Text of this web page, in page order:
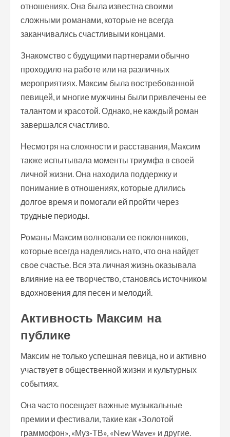
отношениях. Она была известна своими
сложными романами, которые не всегда
заканчивались счастливыми концами.
Знакомство с будущими партнерами обычно
проходило на работе или на различных
мероприятиях. Максим была востребованной
певицей, и многие мужчины были привлечены ее
талантом и красотой. Однако, не каждый роман
завершался счастливо.
Несмотря на сложности и расставания, Максим
также испытывала моменты триумфа в своей
личной жизни. Она находила поддержку и
понимание в отношениях, которые длились
долгое время и помогали ей пройти через
трудные периоды.
Романы Максим волновали ее поклонников,
которые всегда надеялись нато, что она найдет
свое счастье. Вся эта личная жизнь оказывала
влияние на ее творчество, становясь источником
вдохновения для песен и мелодий.
Активность Максим на
публике
Максим не только успешная певица, но и активно
участвует в общественной жизни и культурных
событиях.
Она часто посещает важные музыкальные
премии и фестивали, такие как «Золотой
граммофон», «Муз-ТВ», «New Wave» и другие.